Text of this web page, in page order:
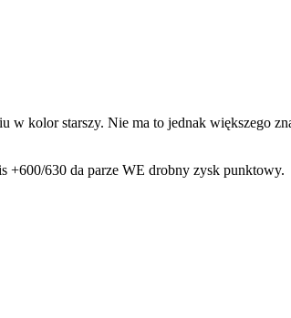
kolor starszy. Nie ma to jednak większego
+600/630 da parze WE drobny zysk punktowy.